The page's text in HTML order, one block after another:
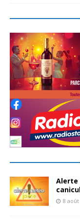
Alerte
8 août